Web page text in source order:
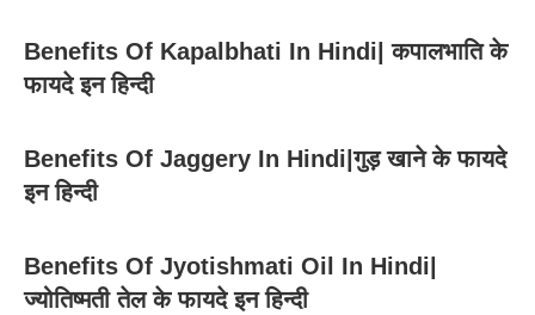
Benefits Of Kapalbhati In Hindi| कपालभाति के
फायदे इन हिन्दी
Benefits Of Jaggery In Hindi|गुड़ खाने के फायदे
इन हिन्दी
Benefits Of Jyotishmati Oil In Hindi|
ज्योतिष्मती तेल के फायदे इन हिन्दी